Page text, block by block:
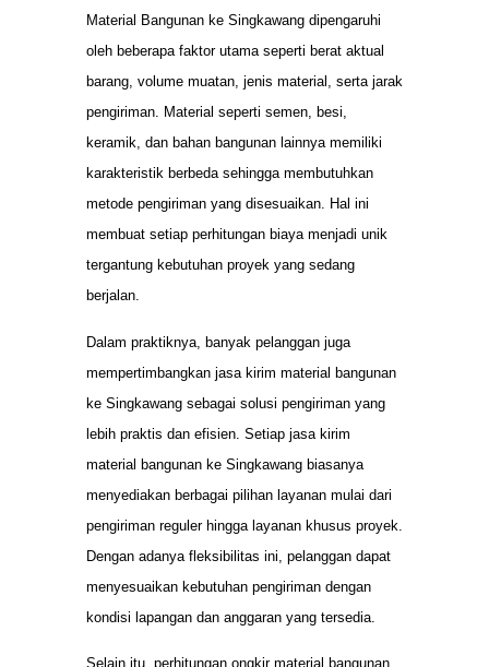
Material Bangunan ke Singkawang dipengaruhi
oleh beberapa faktor utama seperti berat aktual
barang, volume muatan, jenis material, serta jarak
pengiriman. Material seperti semen, besi,
keramik, dan bahan bangunan lainnya memiliki
karakteristik berbeda sehingga membutuhkan
metode pengiriman yang disesuaikan. Hal ini
membuat setiap perhitungan biaya menjadi unik
tergantung kebutuhan proyek yang sedang
berjalan.
Dalam praktiknya, banyak pelanggan juga
mempertimbangkan jasa kirim material bangunan
ke Singkawang sebagai solusi pengiriman yang
lebih praktis dan efisien. Setiap jasa kirim
material bangunan ke Singkawang biasanya
menyediakan berbagai pilihan layanan mulai dari
pengiriman reguler hingga layanan khusus proyek.
Dengan adanya fleksibilitas ini, pelanggan dapat
menyesuaikan kebutuhan pengiriman dengan
kondisi lapangan dan anggaran yang tersedia.
Selain itu, perhitungan ongkir material bangunan